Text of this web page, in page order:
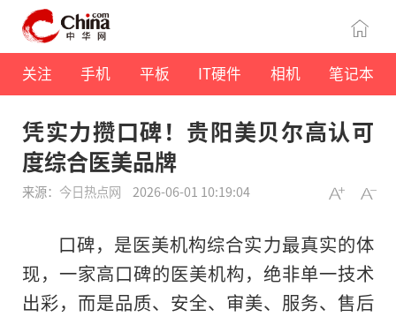
关注 手机 平板 IT硬件 相机 笔记本
凭实力攒口碑！贵阳美贝尔高认可
度综合医美品牌
来源： 今日热点网 2026-06-01 10:19:04
口碑，是医美机构综合实力最真实的体
现，一家高口碑的医美机构，绝非单一技术
出彩，而是品质、安全、审美、服务、售后